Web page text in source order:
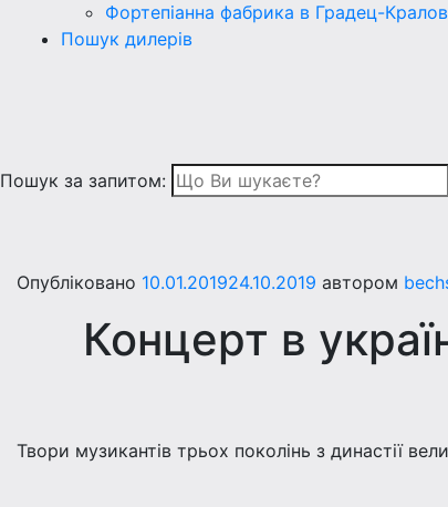
Фортепіанна фабрика в Градец-
Пошук дилерів
Пошук за запитом:
Опубліковано 10.01.201924.10.2019 автором
Концерт в
Твори музикантів трьох поколінь з династії